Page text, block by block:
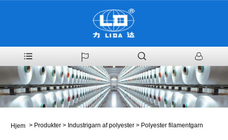
Hjem > Produkter > Industrigarn af polyester > Polyester filamentgarn